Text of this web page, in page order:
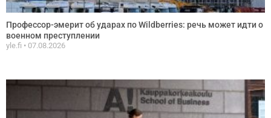
Профессор-эмерит об ударах по Wildberries: речь может идти о
военном преступлении
yle.fi 07.08.2026